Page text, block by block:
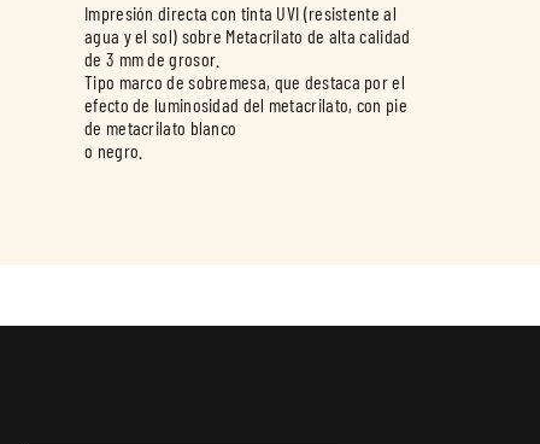
Impresión directa con tinta UVI (resistente al
agua y el sol) sobre Metacrilato de alta calidad
de 3 mm de grosor.
Tipo marco de sobremesa, que destaca por el
efecto de luminosidad del metacrilato, con pie
de metacrilato blanco
o negro.